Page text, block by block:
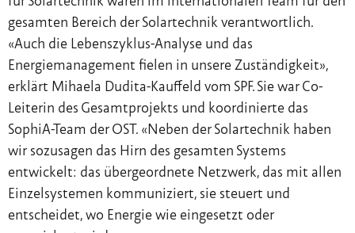
gesamten Bereich der Solartechnik verantwortlich.
«Auch die Lebenszyklus-Analyse und das
Energiemanagement fielen in unsere Zuständigkeit»,
erklärt Mihaela Dudita-Kauffeld vom SPF. Sie war Co-
Leiterin des Gesamtprojekts und koordinierte das
SophiA-Team der OST. «Neben der Solartechnik haben
wir sozusagen das Hirn des gesamten Systems
entwickelt: das übergeordnete Netzwerk, das mit allen
Einzelsystemen kommuniziert, sie steuert und
entscheidet, wo Energie wie eingesetzt oder